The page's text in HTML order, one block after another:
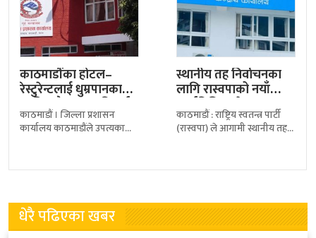
काठमाडौंका होटल–
रेस्टुरेन्टलाई धुम्रपानका
लागि छुट्टै स्थान अनिवार्य
बनाउन प्रशासनको
निर्देशन
काठमाडौं । जिल्ला प्रशासन
कार्यालय काठमाडौंले उपत्यकाभित्र
कडाइका साथ पालना गर्न निर्देशन
स्थानीय तह निर्वाचनका
लागि रास्वपाको नयाँ
कार्यविधि, उम्मेदवार
छनोटमा प्रारम्भिक…
काठमाडौं : राष्ट्रिय स्वतन्त्र पार्टी
(रास्वपा) ले आगामी स्थानीय तह
सार्वजनिक गरेको छ। पार्टीका
धेरै पढिएका खबर